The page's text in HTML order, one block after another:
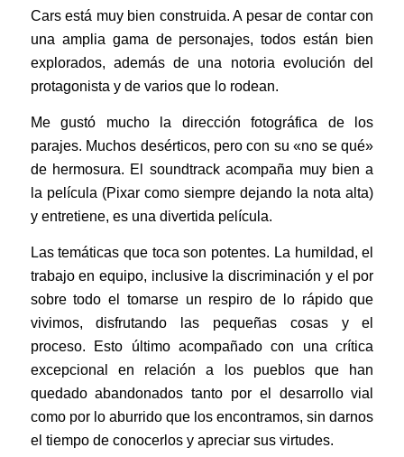
Cars está muy bien construida. A pesar de contar con
una amplia gama de personajes, todos están bien
explorados, además de una notoria evolución del
protagonista y de varios que lo rodean.
Me gustó mucho la dirección fotográfica de los
parajes. Muchos desérticos, pero con su «no se qué»
de hermosura. El soundtrack acompaña muy bien a
la película (Pixar como siempre dejando la nota alta)
y entretiene, es una divertida película.
Las temáticas que toca son potentes. La humildad, el
trabajo en equipo, inclusive la discriminación y el por
sobre todo el tomarse un respiro de lo rápido que
vivimos, disfrutando las pequeñas cosas y el
proceso. Esto último acompañado con una crítica
excepcional en relación a los pueblos que han
quedado abandonados tanto por el desarrollo vial
como por lo aburrido que los encontramos, sin darnos
el tiempo de conocerlos y apreciar sus virtudes.